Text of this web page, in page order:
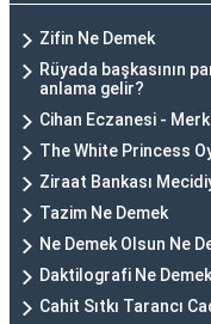
Zifin Ne Demek
Rüyada başkasının
anlama gelir?
Cihan Eczanesi -
The White Princess
Ziraat Bankası
Tazim Ne Demek
Ne Demek Olsun Ne
Daktilografi Ne Demek
Cahit Sıtkı Tarancı